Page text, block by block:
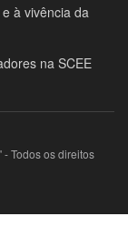
à vivência da
na SCEE
Todos os direitos